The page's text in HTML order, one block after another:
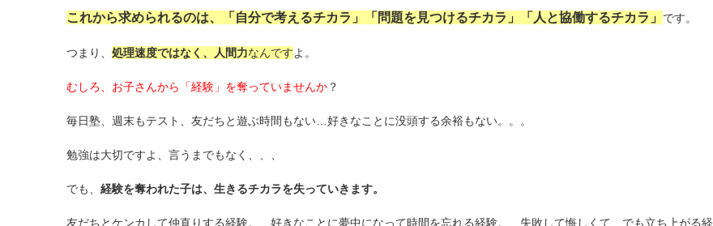
これから求められるのは、「自分で考えるチカラ」「問題を見つけるチカラ」「人と協働するチカラ」 です。
つまり、 処理速度ではなく、人間力なんですよ。
むしろ、お子さんから「経験」を奪っていませんか ？
毎日塾、週末もテスト、友だちと遊ぶ時間もない…好きなことに没頭する余裕もない。。。
勉強は大切ですよ、言うまでもなく、、、
でも、 経験を奪われた子は、生きるチカラを失っていきます。
友だちとケンカして仲直りする経験。、好きなことに夢中になって時間を忘れる経験。、失敗して悔しくて…でも立ち上がる経